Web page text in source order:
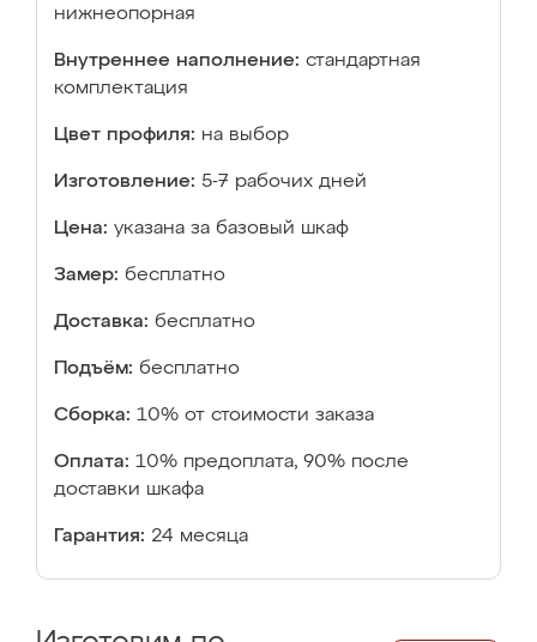
нижнеопорная
Внутреннее наполнение: стандартная
комплектация
Цвет профиля: на выбор
Изготовление: 5-7 рабочих дней
Цена: указана за базовый шкаф
Замер: бесплатно
Доставка: бесплатно
Подъём: бесплатно
Сборка: 10% от стоимости заказа
Оплата: 10% предоплата, 90% после
доставки шкафа
Гарантия: 24 месяца